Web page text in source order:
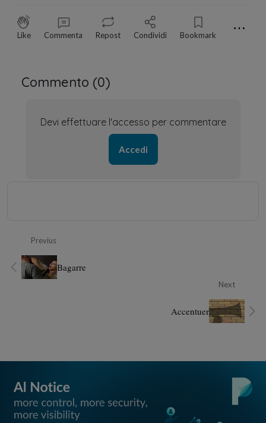
Like Commenta Repost Condividi Bookmark ⋯
Commento (0)
Devi effettuare l'accesso per commentare
Accedi
Previus
Bagarre
Next
Accentuer